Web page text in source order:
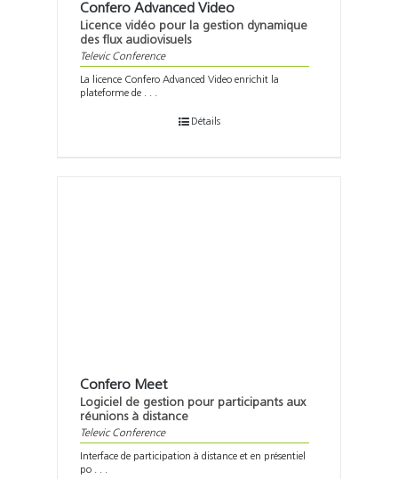
Confero Advanced Video
Licence vidéo pour la gestion dynamique
des flux audiovisuels
Televic Conference
La licence Confero Advanced Video enrichit la
plateforme de . . .
Détails
Confero Meet
Logiciel de gestion pour participants aux
réunions à distance
Televic Conference
Interface de participation à distance et en présentiel
po . . .